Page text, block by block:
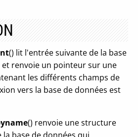
() lit l'entrée suivante de la base
et renvoie un pointeur sur une
les différents champs de
vers la base de données est
() renvoie une structure